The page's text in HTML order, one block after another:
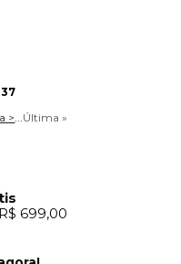
37
>...Última »
699,00